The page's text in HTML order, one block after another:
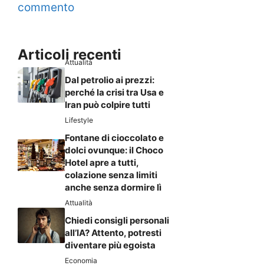
commento
Articoli recenti
Attualità
Dal petrolio ai prezzi:
perché la crisi tra Usa e
Iran può colpire tutti
Lifestyle
Fontane di cioccolato e
dolci ovunque: il Choco
Hotel apre a tutti,
colazione senza limiti
anche senza dormire lì
Attualità
Chiedi consigli personali
all’IA? Attento, potresti
diventare più egoista
Economia